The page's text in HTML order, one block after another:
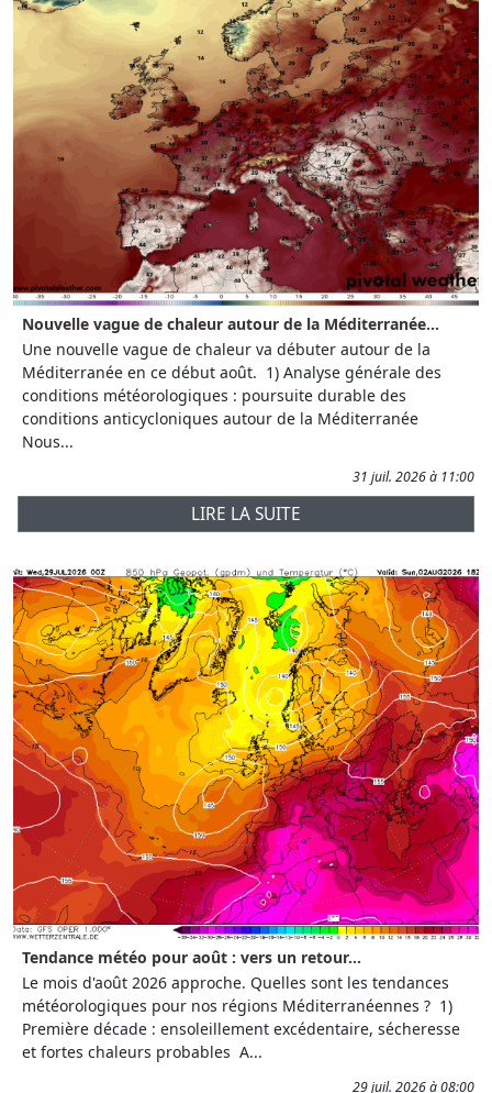
Nouvelle vague de chaleur autour de la Méditerranée...
Une nouvelle vague de chaleur va débuter autour de la
Méditerranée en ce début août. 1) Analyse générale des
conditions météorologiques : poursuite durable des
conditions anticycloniques autour de la Méditerranée
Nous...
31 juil. 2026 à 11:00
LIRE LA SUITE
Tendance météo pour août : vers un retour...
Le mois d'août 2026 approche. Quelles sont les tendances
météorologiques pour nos régions Méditerranéennes ? 1)
Première décade : ensoleillement excédentaire, sécheresse
et fortes chaleurs probables A...
29 juil. 2026 à 08:00